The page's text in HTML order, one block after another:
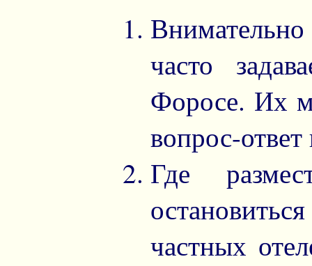
часто
Форосе. Их
вопрос-
Где
частных